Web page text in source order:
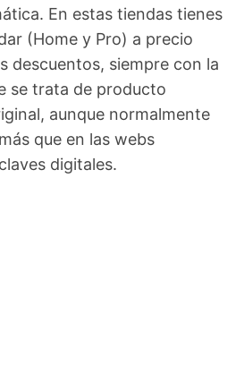
En estas tiendas tienes
(Home y Pro) a precio
descuentos, siempre con la
se trata de producto
aunque normalmente
que en las webs
digitales.